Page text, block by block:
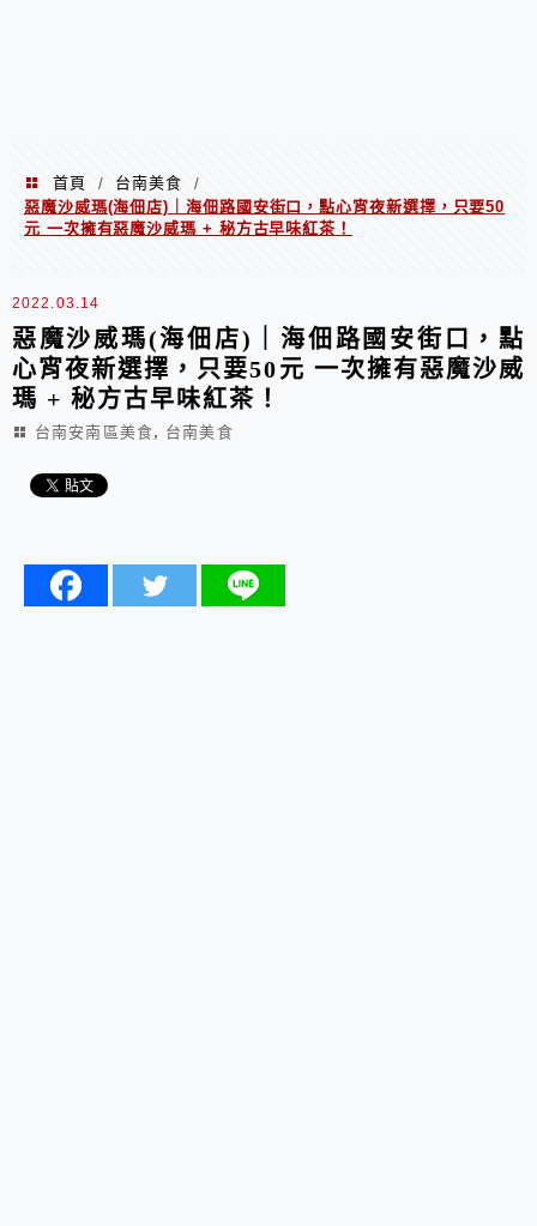
首頁 / 台南美食
/
惡魔沙威瑪(海佃店)｜海佃路國安街口，點心宵夜新選擇，只要50
元 一次擁有惡魔沙威瑪 + 秘方古早味紅茶！
2022.03.14
惡魔沙威瑪(海佃店)｜海佃路國安街口，點
心宵夜新選擇，只要50元 一次擁有惡魔沙威
瑪 + 秘方古早味紅茶！
台南安南區美食, 台南美食